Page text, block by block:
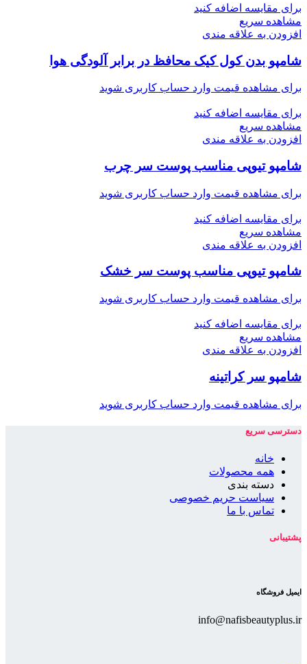
برای مقایسه اضافه کنید
مشاهده سریع
افزودن به علاقه مندی
شامپو بدن کول کیک محافظ در برابر آلودگی هوا
برای مشاهده قیمت وارد حساب کاربری شوید
برای مقایسه اضافه کنید
مشاهده سریع
افزودن به علاقه مندی
شامپو تیوپی مناسب پوست سر چرب
برای مشاهده قیمت وارد حساب کاربری شوید
برای مقایسه اضافه کنید
مشاهده سریع
افزودن به علاقه مندی
شامپو تیوپی مناسب پوست سر خشک
برای مشاهده قیمت وارد حساب کاربری شوید
برای مقایسه اضافه کنید
مشاهده سریع
افزودن به علاقه مندی
شامپو سر کراتینه
برای مشاهده قیمت وارد حساب کاربری شوید
دسترسی سریع
خانه
همه محصولات
دسته بندی
سیاست حریم خصوصی
تماس با ما
پشتیبانی
ایمیل فروشگاه
info@nafisbeautyplus.ir